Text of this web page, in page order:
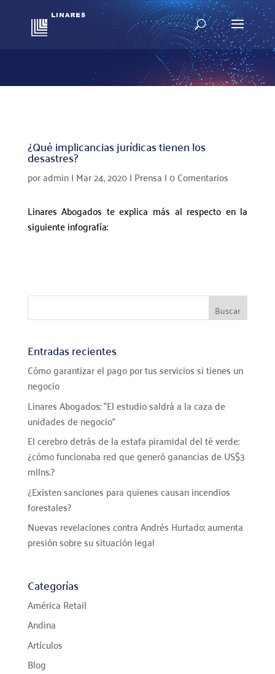
¿Qué implicancias jurídicas tienen los
desastres?
poradmin| Mar 24, 2020| Prensa | 0 Comentarios
Linares Abogados te explica más al respecto en la
siguiente infografía:
Entradas recientes
Cómo garantizar el pago por tus servicios si tienes un
negocio
Linares Abogados: “El estudio saldrá a la caza de
unidades de negocio”
El cerebro detrás de la estafa piramidal del té verde:
¿cómo funcionaba red que generó ganancias de US$3
mllns.?
¿Existen sanciones para quienes causan incendios
forestales?
Nuevas revelaciones contra Andrés Hurtado: aumenta
presión sobre su situación legal
Categorías
América Retail
Andina
Artículos
Blog